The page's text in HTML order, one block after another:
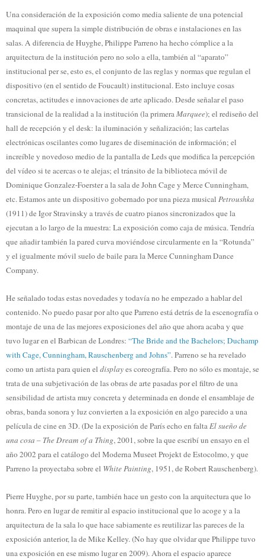
Una consideración de la exposición como media saliente de una potencial
maquinal que supera la simple distribución de obras e instalaciones en las
salas. A diferencia de Huyghe, Philippe Parreno ha hecho cómplice a la
arquitectura de la institución pero no solo a ella, también al “aparato”
institucional per se, esto es, el conjunto de las reglas y normas que regulan el
dispositivo (en el sentido de Foucault) institucional. Esto incluye cosas
concretas, actitudes e innovaciones de arte aplicado. Desde señalar el paso
transicional de la realidad a la institución (la primeraMarquee); el rediseño del
hall de recepción y el desk: la iluminación y señalización; las cartelas
electrónicas oscilantes como lugares de diseminación de información; el
increíble y novedoso medio de la pantalla de Leds que modifica la percepción
del vídeo si te acercas o te alejas; el tránsito de la biblioteca móvil de
Dominique Gonzalez-Foerster a la sala de John Cage y Merce Cunningham,
etc. Estamos ante un dispositivo gobernado por una pieza musical Petroushka
(1911) de Igor Stravinsky a través de cuatro pianos sincronizados que la
ejecutan a lo largo de la muestra: La exposición como caja de música. Tendría
que añadir también la pared curva moviéndose circularmente en la “Rotunda”
y el igualmente móvil suelo de baile para la Merce Cunningham Dance
Company.
He señalado todas estas novedades y todavía no he empezado a hablar del
contenido. No puedo pasar por alto que Parreno está detrás de la escenografía o
montaje de una de las mejores exposiciones del año que ahora acaba y que
tuvo lugar en el Barbican de Londres: “The Bride and the Bachelors; Duchamp
with Cage, Cunningham, Rauschenberg and Johns”. Parreno se ha revelado
como un artista para quien el displayes coreografía. Pero no sólo es montaje, se
trata de una subjetivación de las obras de arte pasadas por el filtro de una
sensibilidad de artista muy concreta y determinada en donde el ensamblaje de
obras, banda sonora y luz convierten a la exposición en algo parecido a una
película de cine en 3D. (De la exposición de París echo en faltaEl sueño de
una cosa – The Dream of a Thing, 2001, sobre la que escribí un ensayo en el
año 2002 para el catálogo del Moderna Museet Projekt de Estocolmo, y que
Parreno la proyectaba sobre el White Painting, 1951, de Robert Rauschenberg).
Pierre Huyghe, por su parte, también hace un gesto con la arquitectura que lo
honra. Pero en lugar de remitir al espacio institucional que lo acoge y a la
arquitectura de la sala lo que hace sabiamente es reutilizar las pareces de la
exposición anterior, la de Mike Kelley. (No hay que olvidar que Philippe tuvo
una exposición en ese mismo lugar en 2009). Ahora el espacio aparece